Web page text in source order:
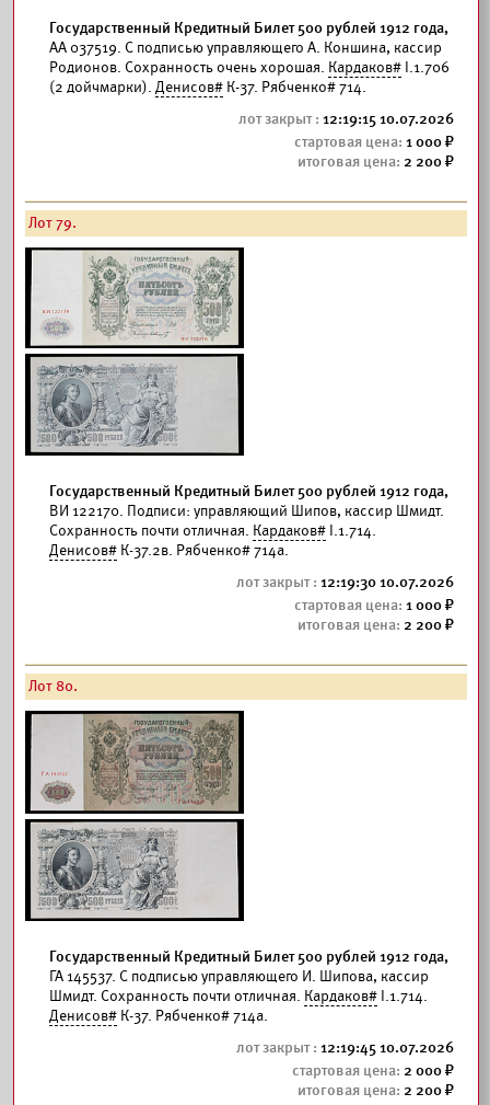
Государственный Кредитный Билет 500 рублей 1912 года,
АА 037519. С подписью управляющего А. Коншина, кассир
Родионов. Сохранность очень хорошая. Кардаков# I.1.706
(2 дойчмарки). Денисов# К-37. Рябченко# 714.
12:19:15 10.07.2026
1 000
2 200
Лот 79.
Государственный Кредитный Билет 500 рублей 1912 года,
ВИ 122170. Подписи: управляющий Шипов, кассир Шмидт.
Сохранность почти отличная. Кардаков# I.1.714.
Денисов# К-37.2в. Рябченко# 714а.
12:19:30 10.07.2026
1 000
2 200
Лот 80.
Государственный Кредитный Билет 500 рублей 1912 года,
ГА 145537. С подписью управляющего И. Шипова, кассир
Шмидт. Сохранность почти отличная. Кардаков# I.1.714.
Денисов# К-37. Рябченко# 714а.
12:19:45 10.07.2026
2 000
2 200